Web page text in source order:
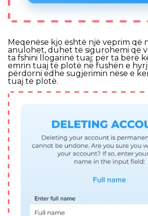
Meqenëse kjo është një veprim që
anulohet, duhet të sigurohemi që
ta fshini llogarinë tuaj; për ta bërë
emrin tuaj të plotë në fushën e
përdorni edhe sugjerimin nëse e
tuaj të plotë.